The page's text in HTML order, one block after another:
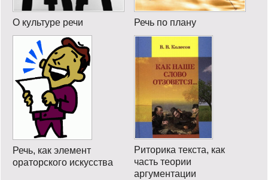
О культуре речи Речь по плану
Речь, как элемент
ораторского искусства
Риторика текста, как
часть теории
аргументации